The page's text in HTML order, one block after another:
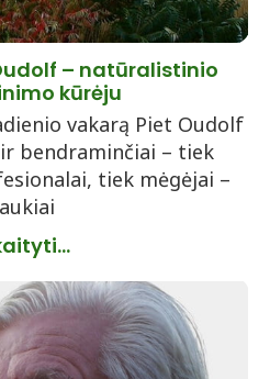
– natūralistinio
kūrėju
vakarą Piet Oudolf
bendraminčiai – tiek
tiek mėgėjai –